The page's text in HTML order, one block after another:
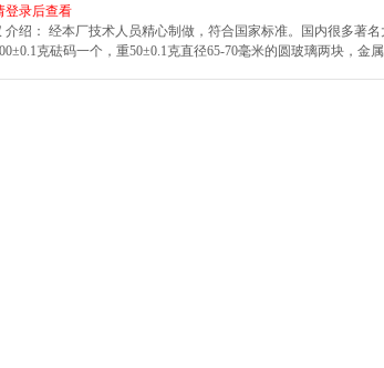
登录后查看
绍： 经本厂技术人员精心制做，符合国家标准。国内很多著名
克砝码一个，重50±0.1克直径65-70毫米的圆玻璃两块，金属